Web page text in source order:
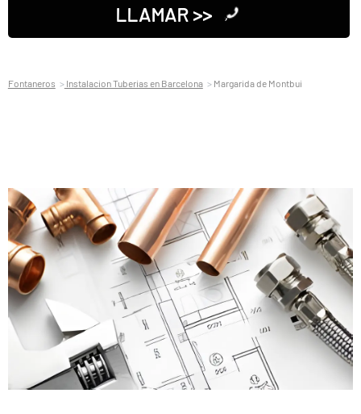
LLAMAR >>
Fontaneros Instalacion Tuberias en Barcelona Margarida de Montbui